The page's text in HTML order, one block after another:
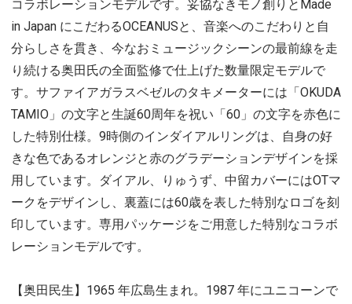
コラボレーションモデルです。妥協なきモノ創りとMade
in Japan にこだわるOCEANUSと、音楽へのこだわりと自
分らしさを貫き、今なおミュージックシーンの最前線を走
り続ける奥田氏の全面監修で仕上げた数量限定モデルで
す。サファイアガラスベゼルのタキメーターには「OKUDA
TAMIO」の文字と生誕60周年を祝い「60」の文字を赤色に
した特別仕様。9時側のインダイアルリングは、自身の好
きな色であるオレンジと赤のグラデーションデザインを採
用しています。ダイアル、りゅうず、中留カバーにはOTマ
ークをデザインし、裏蓋には60歳を表した特別なロゴを刻
印しています。専用パッケージをご用意した特別なコラボ
レーションモデルです。
【奥田民生】1965 年広島生まれ。1987 年にユニコーンで